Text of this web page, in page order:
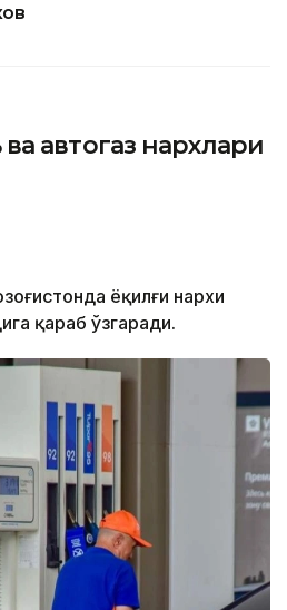
автогаз нархлари
ёқилғи нархи
қараб ўзгаради.